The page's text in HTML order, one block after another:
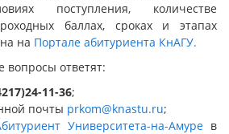
поступления, количестве
баллах, сроках и этапах
на Портале абитуриента КнАГУ.
ответят:
11-36;
почты prkom@knastu.ru;
Университета-на-Амурев